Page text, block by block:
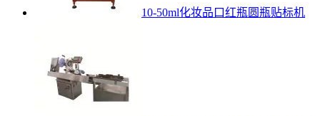
10-50ml化妆品口红瓶圆瓶贴标机